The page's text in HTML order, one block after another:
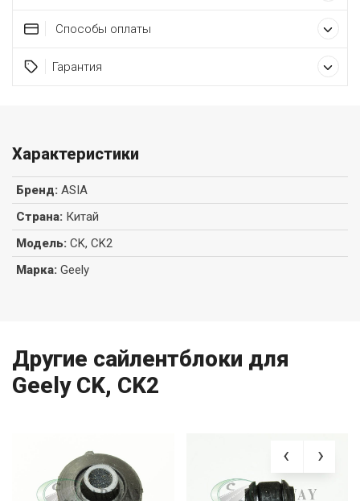
Способы оплаты
Гарантия
Характеристики
Бренд: ASIA
Страна: Китай
Модель: CK, CK2
Марка: Geely
Другие сайлентблоки для
Geely CK, CK2